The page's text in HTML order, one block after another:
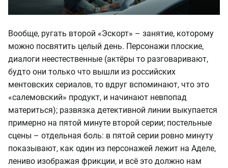
Вообще, ругать второй «Эскорт» – занятие, которому
можно посвятить целый день. Персонажи плоские,
диалоги неестественные (актёры то разговаривают,
будто они только что вышли из российских
ментовских сериалов, то вдруг вспоминают, что это
«салемовский» продукт, и начинают невпопад
материться); развязка детективной линии выкупается
примерно на пятой минуте второй серии; постельные
сцены – отдельная боль: в пятой серии ровно минуту
показывают, как один из персонажей лежит на Аделе,
лениво изображая фрикции, и всё это должно нам